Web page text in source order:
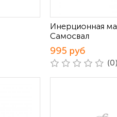
Инерционная
Самосвал
995 руб